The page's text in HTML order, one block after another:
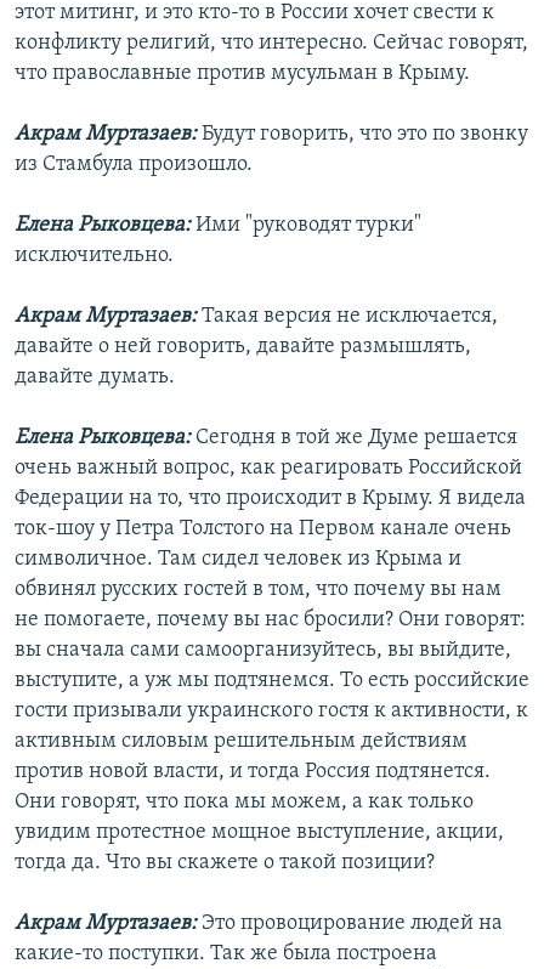
этот митинг, и это кто-то в России хочет свести к
конфликту религий, что интересно. Сейчас говорят,
что православные против мусульман в Крыму.
Акрам Муртазаев:Будут говорить, что это по звонку
из Стамбула произошло.
Елена Рыковцева:Ими "руководят турки"
исключительно.
Акрам Муртазаев:Такая версия не исключается,
давайте о ней говорить, давайте размышлять,
давайте думать.
Елена Рыковцева:Сегодня в той же Думе решается
очень важный вопрос, как реагировать Российской
Федерации на то, что происходит в Крыму. Я видела
ток-шоу у Петра Толстого на Первом канале очень
символичное. Там сидел человек из Крыма и
обвинял русских гостей в том, что почему вы нам
не помогаете, почему вы нас бросили? Они говорят:
вы сначала сами самоорганизуйтесь, вы выйдите,
выступите, а уж мы подтянемся. То есть российские
гости призывали украинского гостя к активности, к
активным силовым решительным действиям
против новой власти, и тогда Россия подтянется.
Они говорят, что пока мы можем, а как только
увидим протестное мощное выступление, акции,
тогда да. Что вы скажете о такой позиции?
Акрам Муртазаев: Это провоцирование людей на
какие-то поступки. Так же была построена